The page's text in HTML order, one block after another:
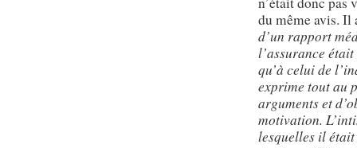
du même avis.
d’un rapport
l’assurance
qu’à celui de
exprime tout au
arguments et
motivation.
lesquelles il